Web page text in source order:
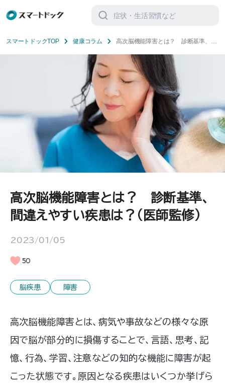
索
スマートドックTOP 健康コラム
高次脳機能障害とは？ 診断基準、間
高次脳機能障害とは？ 診断基準、
間違えやすい疾患は？（医師監修）
2023/01/05
50
脳疾患 障害
高次脳機能障害とは、病気や事故などの様々な原
因で脳が部分的に損傷することで、言語、思考、記
憶、行為、学習、注意などの知的な機能に障害が起
こった状態です。原因となる疾患はいくつか挙げら